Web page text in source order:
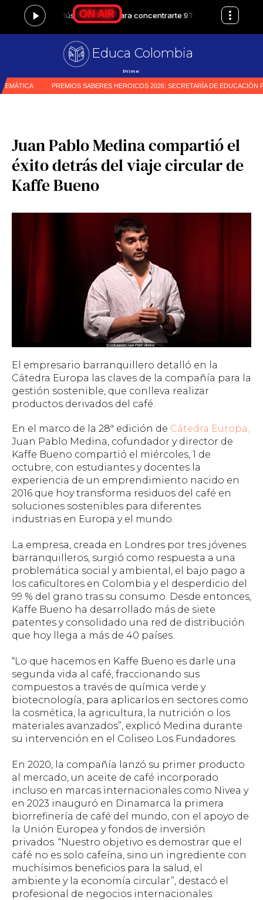
Educa Colombia
Primer medio especiali
Juan Pablo Medina compartió el
éxito detrás del viaje circular de
Kaffe Bueno
El empresario barranquillero detalló en la
Cátedra Europa las claves de la compañía para la
gestión sostenible, que conlleva realizar
productos derivados del café.
En el marco de la 28ª edición de Cátedra Europa,
Juan Pablo Medina, cofundador y director de
Kaffe Bueno compartió el miércoles, 1 de
octubre, con estudiantes y docentes la
experiencia de un emprendimiento nacido en
2016 que hoy transforma residuos del café en
soluciones sostenibles para diferentes
industrias en Europa y el mundo.
La empresa, creada en Londres por tres jóvenes
barranquilleros, surgió como respuesta a una
problemática social y ambiental, el bajo pago a
los caficultores en Colombia y el desperdicio del
99 % del grano tras su consumo. Desde entonces,
Kaffe Bueno ha desarrollado más de siete
patentes y consolidado una red de distribución
que hoy llega a más de 40 países.
“Lo que hacemos en Kaffe Bueno es darle una
segunda vida al café, fraccionando sus
compuestos a través de química verde y
biotecnología, para aplicarlos en sectores como
la cosmética, la agricultura, la nutrición o los
materiales avanzados”, explicó Medina durante
su intervención en el Coliseo Los Fundadores.
En 2020, la compañía lanzó su primer producto
al mercado, un aceite de café incorporado
incluso en marcas internacionales como Nivea y
en 2023 inauguró en Dinamarca la primera
biorrefinería de café del mundo, con el apoyo de
la Unión Europea y fondos de inversión
privados. “Nuestro objetivo es demostrar que el
café no es solo cafeína, sino un ingrediente con
muchísimos beneficios para la salud, el
ambiente y la economía circular”, destacó el
profesional de negocios internacionales.